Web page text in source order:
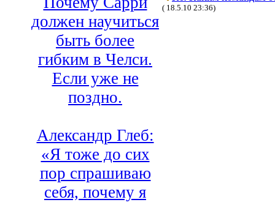
должен научиться
быть более
гибким в Челси.
Если уже не
поздно.
Александр Глеб:
«Я тоже до сих
пор спрашиваю
себя, почему я
( 18.5.10 23:36)